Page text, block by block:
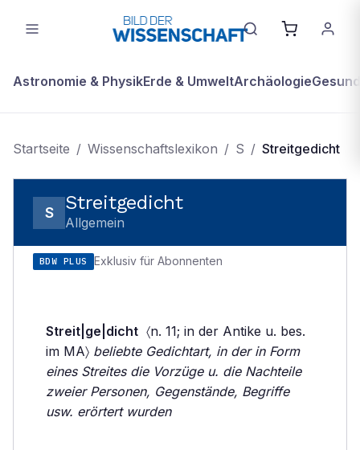
Astronomie & PhysikErde & UmweltArchäologie
Startseite / Wissenschaftslexikon / S / Streitgedicht
S Streitgedicht
Allgemein
BDW PLUS Exklusiv für Abonnenten
Streit|ge|dicht 〈n. 11; in der Antike u. bes.
im MA〉 beliebte Gedichtart, in der in Form
eines Streites die Vorzüge u. die Nachteile
zweier Personen, Gegenstände, Begriffe
usw. erörtert wurden